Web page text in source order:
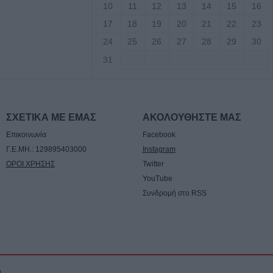
και στήριξη
σχέδιο
περιοχών
Ήλιου
10
11 12 13 14 15
16
17
18 19 20 21 22
23
24
25 26 27 28 29
30
31
ΣΧΕΤΙΚΑ ΜΕ ΕΜΑΣ
Επικοινωνία
Γ.Ε.ΜΗ.: 129895403000
ΟΡΟΙ ΧΡΗΣΗΣ
ΑΚΟΛΟΥΘΗΣΤΕ ΜΑΣ
Facebook
Instagram
Twitter
YouTube
Συνδρομή στο RSS